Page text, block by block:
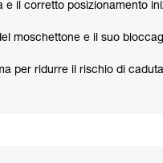
e il corretto posizionamento
moschettone e il suo
per ridurre il rischio di